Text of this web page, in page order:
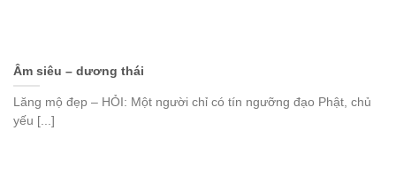
Âm siêu – dương thái
Lăng mộ đẹp – HỎI: Một người chỉ có tín ngưỡng đạo Phật, chủ
yếu [...]